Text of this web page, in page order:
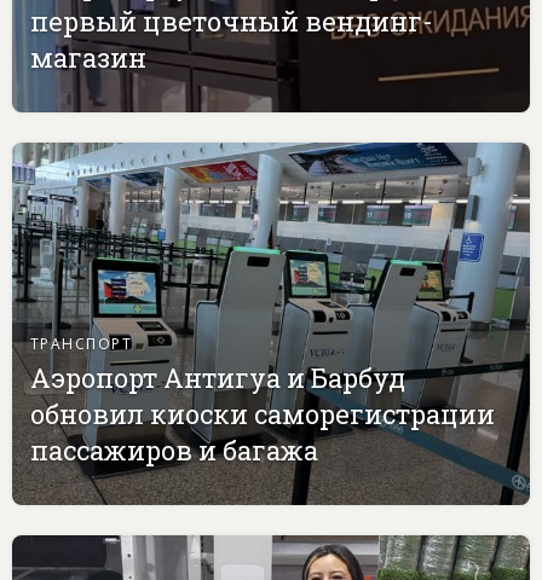
первый цветочный вендинг-
магазин
ТРАНСПОРТ
Аэропорт Антигуа и Барбуд
обновил киоски саморегистрации
пассажиров и багажа